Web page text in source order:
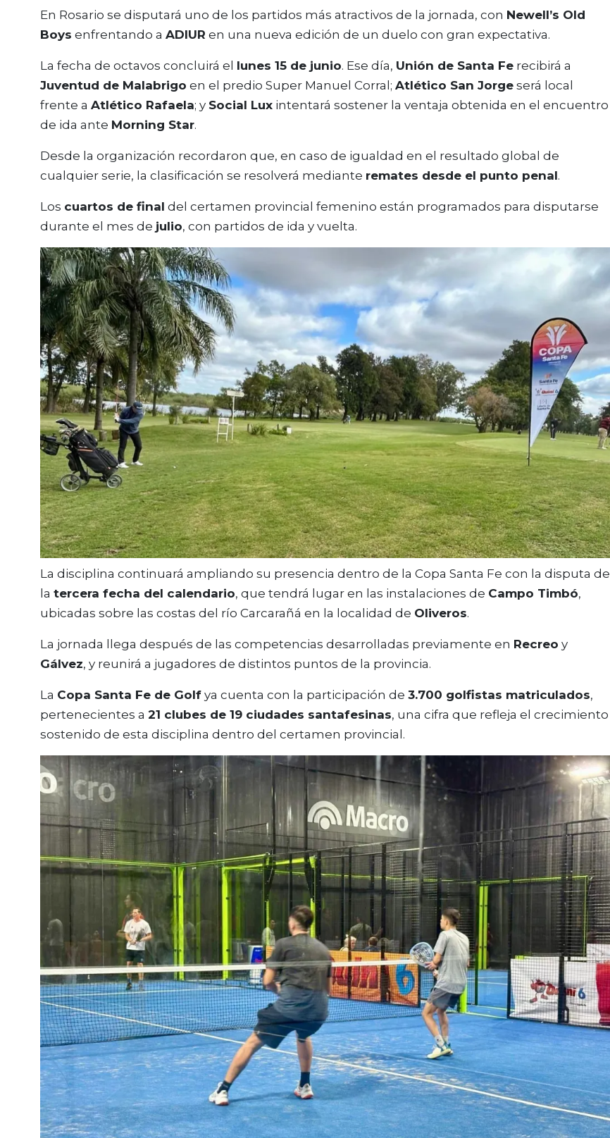
En Rosario se disputará uno de los partidos más atractivos de la jornada, con Newell’s Old
Boys enfrentando a ADIUR en una nueva edición de un duelo con gran expectativa.
La fecha de octavos concluirá el lunes 15 de junio. Ese día, Unión de Santa Fe recibirá a
Juventud de Malabrigo en el predio Super Manuel Corral; Atlético San Jorge será local
frente a Atlético Rafaela; y Social Lux intentará sostener la ventaja obtenida en el encuentro
de ida ante Morning Star.
Desde la organización recordaron que, en caso de igualdad en el resultado global de
cualquier serie, la clasificación se resolverá mediante remates desde el punto penal.
Los cuartos de final del certamen provincial femenino están programados para disputarse
durante el mes de julio, con partidos de ida y vuelta.
La disciplina continuará ampliando su presencia dentro de la Copa Santa Fe con la disputa de
la tercera fecha del calendario, que tendrá lugar en las instalaciones de Campo Timbó,
ubicadas sobre las costas del río Carcarañá en la localidad de Oliveros.
La jornada llega después de las competencias desarrolladas previamente en Recreo y
Gálvez, y reunirá a jugadores de distintos puntos de la provincia.
La Copa Santa Fe de Golf ya cuenta con la participación de 3.700 golfistas matriculados,
pertenecientes a 21 clubes de 19 ciudades santafesinas, una cifra que refleja el crecimiento
sostenido de esta disciplina dentro del certamen provincial.